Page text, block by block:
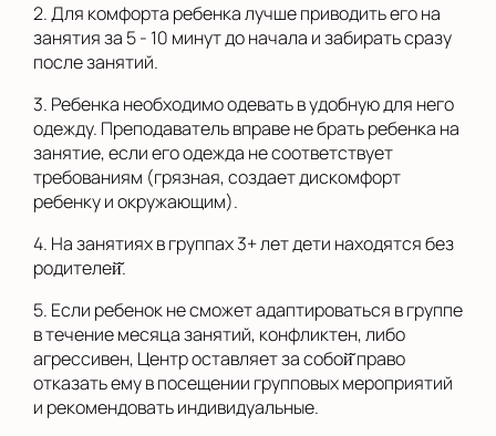
2. Для комфорта ребенка лучше приводить его на
занятия за 5 - 10 минут до начала и забирать сразу
после занятий.
3. Ребенка необходимо одевать в удобную для него
одежду. Преподаватель вправе не брать ребенка на
занятие, если его одежда не соответствует
требованиям (грязная, создает дискомфорт
ребенку и окружающим).
4. На занятиях в группах 3+ лет дети находятся без
родителей̆.
5. Если ребенок не сможет адаптироваться в группе
в течение месяца занятий, конфликтен, либо
агрессивен, Центр оставляет за собой̆ право
отказать ему в посещении групповых мероприятий
и рекомендовать индивидуальные.